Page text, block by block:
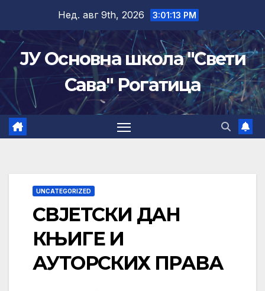
content
Нед. авг 9th, 2026 3:01:14 PM
ЈУ Основна школа "Свети
Сава" Рогатица
UNCATEGORIZED
СВЈЕТСКИ ДАН
КЊИГЕ И
АУТОРСКИХ ПРАВА